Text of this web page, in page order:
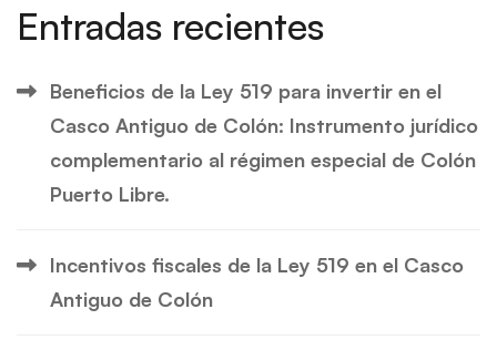
Entradas recientes
Beneficios de la Ley 519 para invertir en el
Casco Antiguo de Colón: Instrumento jurídico
complementario al régimen especial de Colón
Puerto Libre.
Incentivos fiscales de la Ley 519 en el Casco
Antiguo de Colón